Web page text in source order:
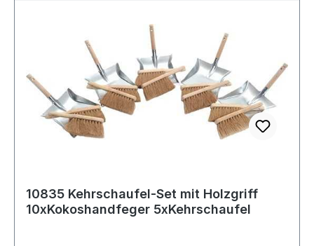
10835 Kehrschaufel-Set mit Holzgriff
10xKokoshandfeger 5xKehrschaufel